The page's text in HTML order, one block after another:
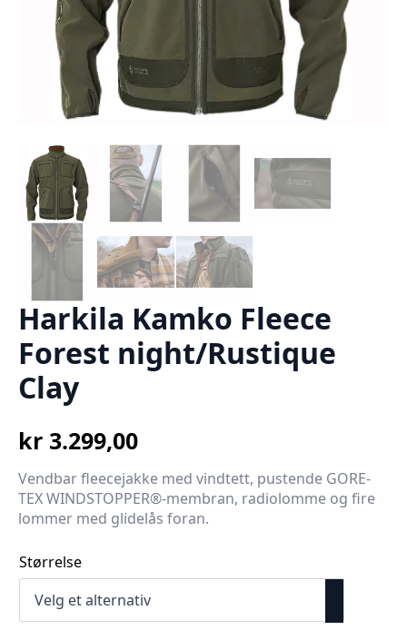
Harkila Kamko Fleece
Forest night/Rustique
Clay
kr 3.299,00
Vendbar fleecejakke med vindtett, pustende GORE-
TEX WINDSTOPPER®-membran, radiolomme og fire
lommer med glidelås foran.
Størrelse